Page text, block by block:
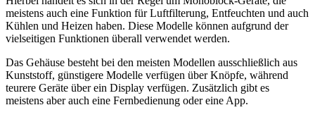
meistens auch eine Funktion für Luftfilterung, Entfeuchten und auch
Kühlen und Heizen haben. Diese Modelle können aufgrund der
vielseitigen Funktionen überall verwendet werden.
Das Gehäuse besteht bei den meisten Modellen ausschließlich aus
Kunststoff, günstigere Modelle verfügen über Knöpfe, während
teurere Geräte über ein Display verfügen. Zusätzlich gibt es
meistens aber auch eine Fernbedienung oder eine App.